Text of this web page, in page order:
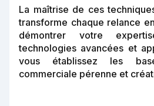
La maîtrise de ces
transforme chaque relance
démontrer votre
technologies avancées et
vous établissez les
commerciale pérenne et